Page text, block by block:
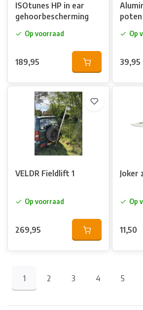
ISOtunes HP in ear
gehoorbescherming
Op voorraad
189,95
Op
39,95
VELDR Fieldlift 1
Op voorraad
269,95
Joker
Op
11,50
1 2 3 4 5